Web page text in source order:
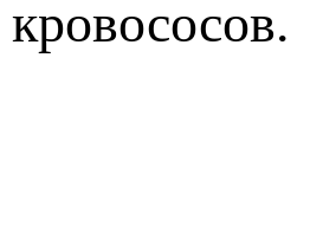
кровососов.